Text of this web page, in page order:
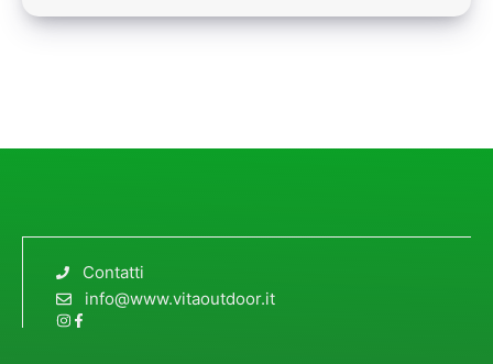
Contatti
info@www.vitaoutdoor.it